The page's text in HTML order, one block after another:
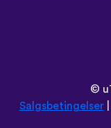
©
Salgsbetingelser|